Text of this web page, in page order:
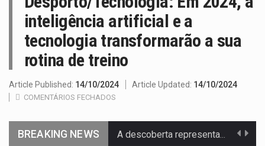
inteligência artificial e a
tecnologia transformarão a sua
rotina de treino
Article Published: 14/10/2024 Article Updated: 14/10/2024
COMENTÁRIOS FECHADOS
BREAKING NEWS A descoberta representa um marco para a astronomia moderna. Embora…